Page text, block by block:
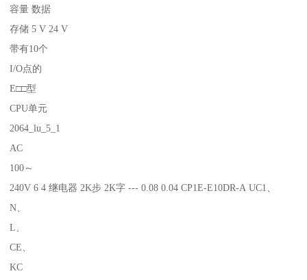
容量 数据
存储 5 V 24 V
带有10个
I/O点的
E□□型
CPU单元
2064_lu_5_1
AC
100～
240V 6 4 继电器 2K步 2K字 --- 0.08 0.04 CP1E-E10DR-A UC1、
N、
L、
CE、
KC